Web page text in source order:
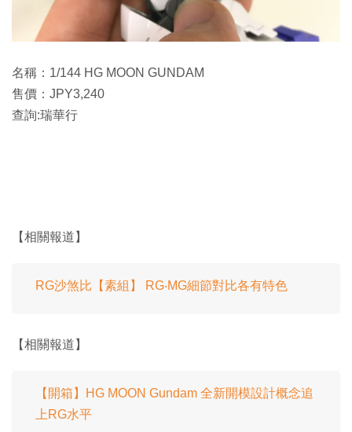
名稱：1/144 HG MOON GUNDAM
售價：JPY3,240
查詢:瑞華行
【相關報道】
RG沙煞比【素組】 RG‧MG細節對比各有特色
【相關報道】
【開箱】HG MOON Gundam 全新開模設計概念追
上RG水平